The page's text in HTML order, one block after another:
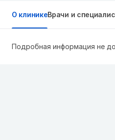
О клиникеВрачи и
Подробная информация не